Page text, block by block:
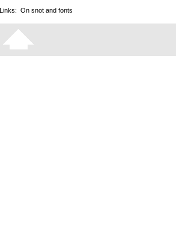
Links: On snot and fonts